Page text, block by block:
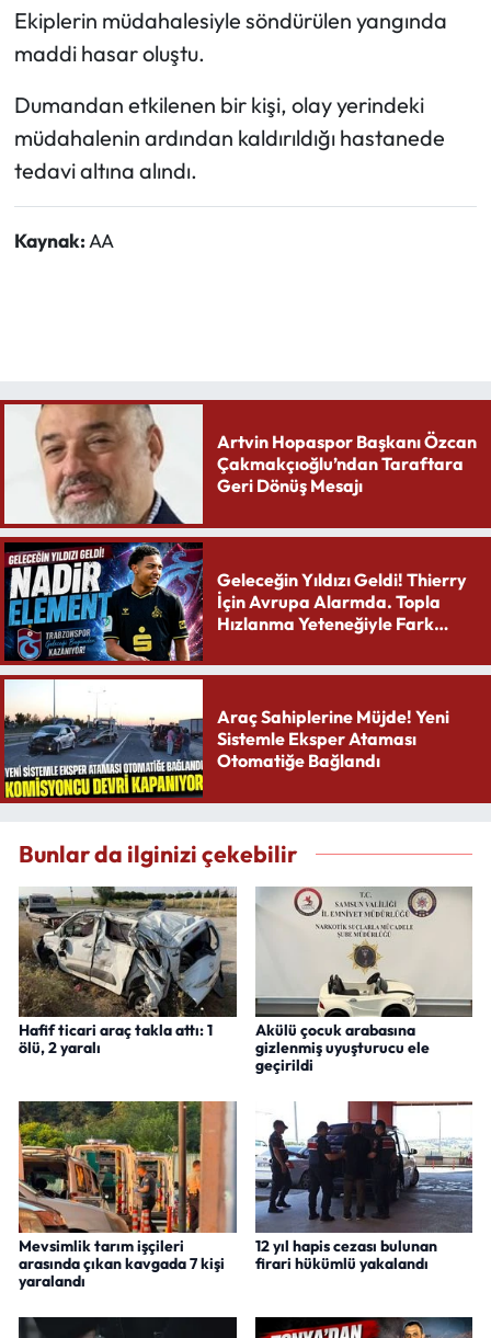
Ekiplerin müdahalesiyle söndürülen yangında
maddi hasar oluştu.
Dumandan etkilenen bir kişi, olay yerindeki
müdahalenin ardından kaldırıldığı hastanede
tedavi altına alındı.
Kaynak:AA
Artvin Hopaspor Başkanı Özcan
Çakmakçıoğlu’ndan Taraftara
Geri Dönüş Mesajı
Geleceğin Yıldızı Geldi! Thierry
İçin Avrupa Alarmda. Topla
Hızlanma Yeteneğiyle Fark
Araç Sahiplerine Müjde! Yeni
Sistemle Eksper Ataması
Otomatiğe Bağlandı
Bunlar da ilginizi çekebilir
Hafif ticari araç takla attı: 1
ölü, 2 yaralı
Akülü çocuk arabasına
gizlenmiş uyuşturucu ele
geçirildi
Mevsimlik tarım işçileri
arasında çıkan kavgada 7 kişi
yaralandı
12 yıl hapis cezası bulunan
firari hükümlü yakalandı
Turizm